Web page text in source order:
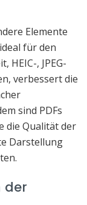
Elemente
für den
HEIC-, JPEG-
verbessert die
sind PDFs
die Qualität der
Darstellung
der